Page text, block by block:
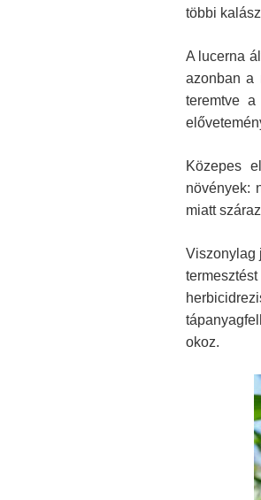
többi
A lucerna
azonban a
teremtve
Közepes
növények:
miatt
Viszonylag
okoz.